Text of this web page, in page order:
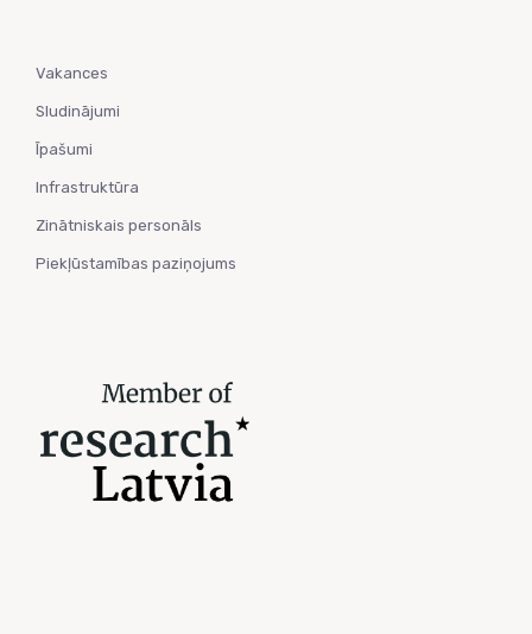
Vakances
Sludinājumi
Īpašumi
Infrastruktūra
Zinātniskais personāls
Piekļūstamības paziņojums